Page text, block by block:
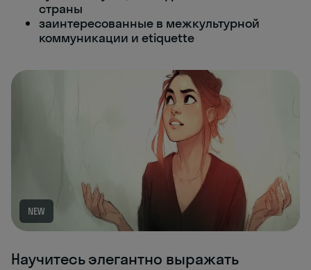
страны
заинтересованные в межкультурной
коммуникации и etiquette
NEW
Научитесь элегантно выражать